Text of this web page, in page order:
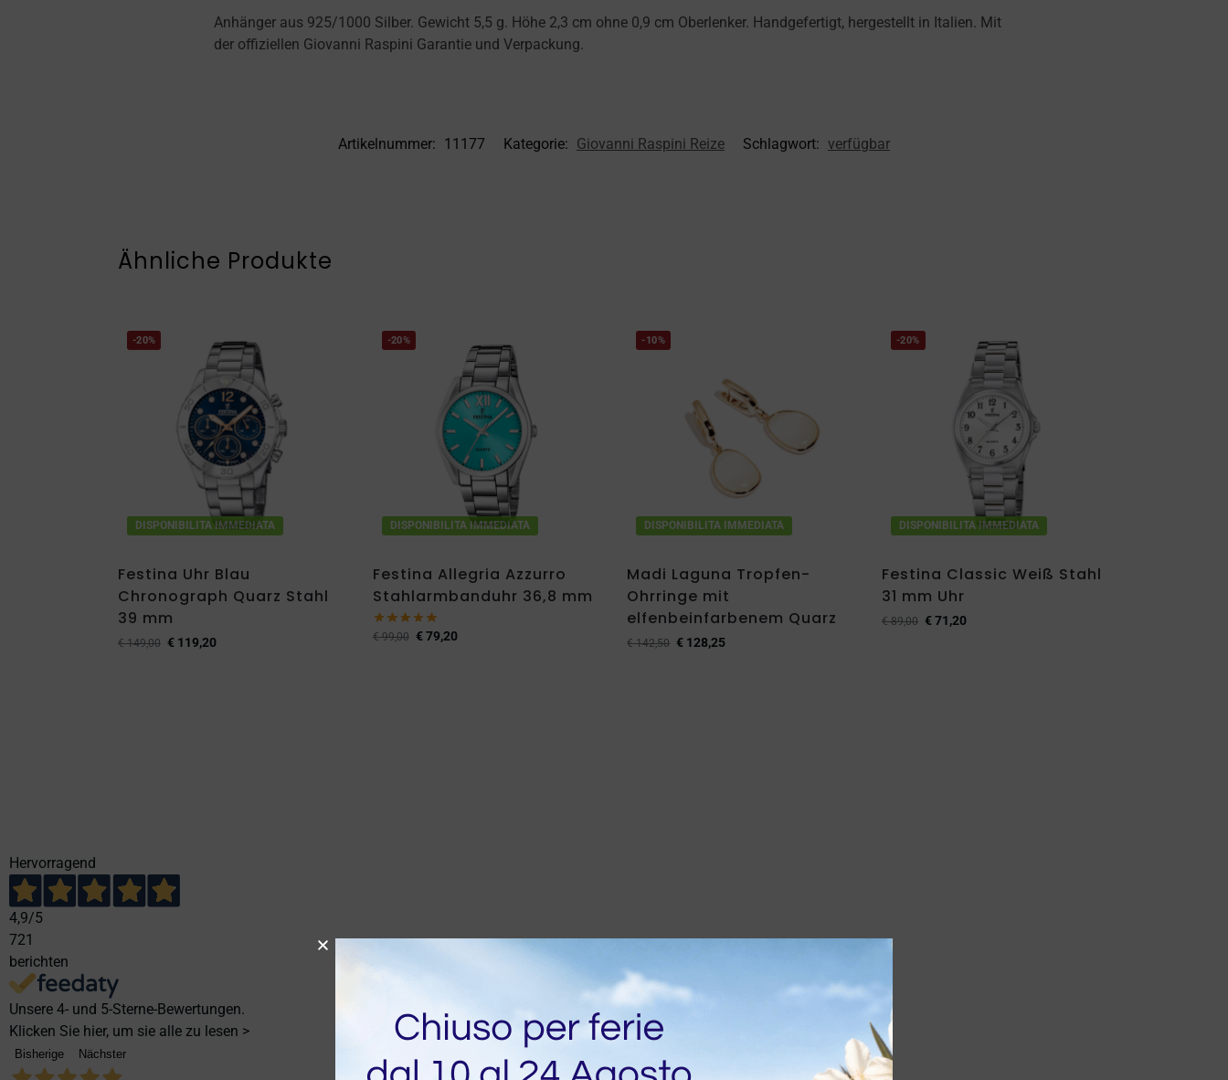
Anhänger aus 925/1000 Silber. Gewicht 5,5 g. Höhe 2,3 cm ohne 0,9 cm Oberlenker. Handgefertigt, hergestellt in Italien. Mit
der offiziellen Giovanni Raspini Garantie und Verpackung.
Artikelnummer: 11177 Kategorie: Giovanni Raspini Reize Schlagwort: verfügbar
Ähnliche Produkte
-20%
DISPONIBILITA IMMEDIATA
Festina Uhr Blau
Chronograph Quarz Stahl
39 mm
€149,00 €119,20
-20%
DISPONIBILITA IMMEDIATA
Festina Allegria Azzurro
Stahlarmbanduhr 36,8 mm
€99,00 €79,20
-10%
DISPONIBILITA IMMEDIATA
Madi Laguna Tropfen-
Ohrringe mit
elfenbeinfarbenem Quarz
€142,50 € 128,25
-20%
DISPONIBILITA IMMEDIATA
Festina Classic Weiß Stahl
31 mm Uhr
€89,00 €71,20
Hervorragend
4,9/5
721
berichten
Unsere 4- und 5-Sterne-Bewertungen.
Klicken Sie hier, um sie alle zu lesen >
Bisherige Nächster